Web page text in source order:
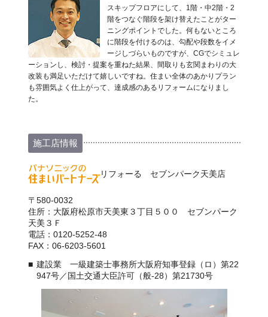
スキップフロアにして、1階・中2階・2
階をつなぐ階段を架け替えたことがター
ニングポイントでした。何もないところ
に階段を付けるのは、勾配や段数をイメ
ージしづらいものですが、CGでシミュレ
ーションし、検討・提案を重ねた結果、間取りも玄関まわりの大
改装も満足いただけて嬉しいですね。住まい全体のあかりプラン
も雰囲気よく仕上がって、達成感のあるリフォームになりまし
た。
施工店情報
リフォーる セブンパーク天美店
〒580-0032
住所：大阪府松原市天美東３丁目５００ セブンパーク
天美３Ｆ
電話：0120-5252-48
FAX：06-6203-5601
建設業 一級建築士事務所大阪府知事登録（ロ）第22
947号／国土交通大臣許可（般-28）第21730号